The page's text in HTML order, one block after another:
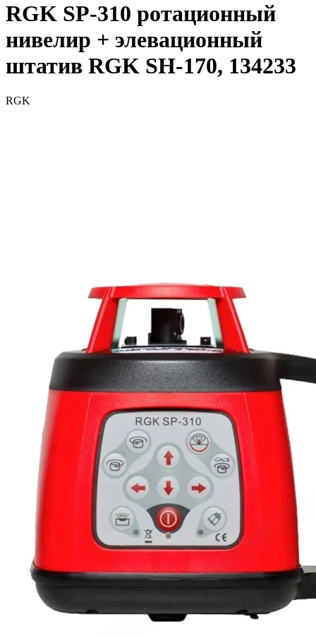
RGK SP-310 ротационный
нивелир + элевационный
штатив RGK SH-170, 134233
RGK